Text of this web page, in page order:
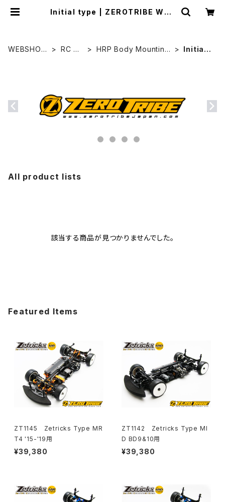
Initial type | ZEROTRIBE WEB
WEBSHOP
RC MA
HRP Body Mounting
Initial t
All product lists
該当する商品が見つかりませんでした。
Featured Items
ZT1145 Zetricks Type MR
T4 '15-'19用
¥39,380
ZT1142 Zetricks Type MI
D BD9&10用
¥39,380